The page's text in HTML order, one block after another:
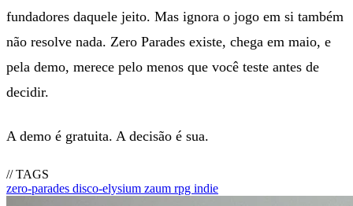
fundadores daquele jeito. Mas ignora o jogo em si também
não resolve nada. Zero Parades existe, chega em maio, e
pela demo, merece pelo menos que você teste antes de
decidir.
A demo é gratuita. A decisão é sua.
// TAGS
zero-parades disco-elysium zaum rpg indie